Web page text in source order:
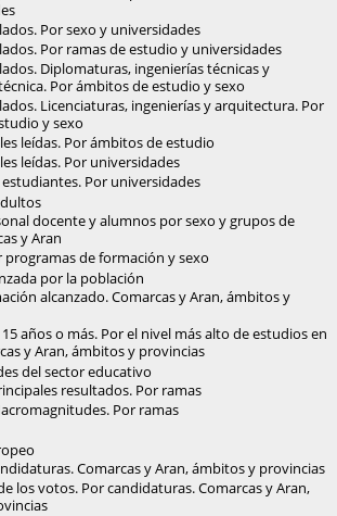
Por sexo y universidades
Por ramas de estudio y universidades
Diplomaturas, ingenierías técnicas y
Por ámbitos de estudio y sexo
Licenciaturas, ingenierías y arquitectura. Por
y sexo
leídas. Por ámbitos de estudio
leídas. Por universidades
Por universidades
docente y alumnos por sexo y grupos de
y Aran
programas de formación y sexo
por la población
alcanzado. Comarcas y Aran, ámbitos y
años o más. Por el nivel más alto de estudios en
y Aran, ámbitos y provincias
del sector educativo
resultados. Por ramas
Por ramas
Comarcas y Aran, ámbitos y provincias
los votos. Por candidaturas. Comarcas y Aran,